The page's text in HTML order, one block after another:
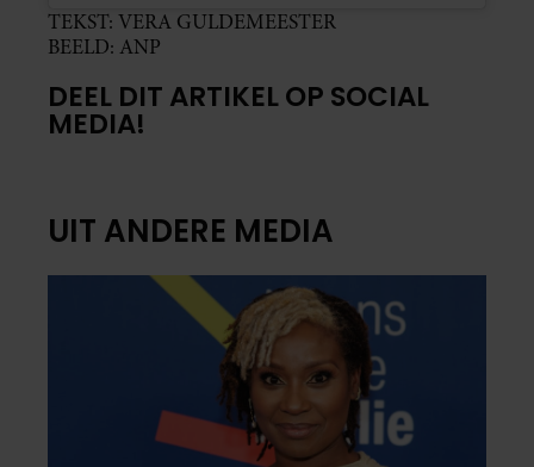
TEKST: VERA GULDEMEESTER
BEELD: ANP
DEEL DIT ARTIKEL OP SOCIAL
MEDIA!
UIT ANDERE MEDIA